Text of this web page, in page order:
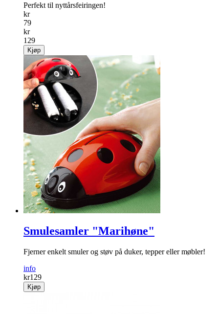
Perfekt til nyttårsfeiringen!
kr
79
kr
129
Kjøp
Smulesamler "Marihøne"
Fjerner enkelt smuler og støv på duker, tepper eller møbler!
info
kr129
Kjøp